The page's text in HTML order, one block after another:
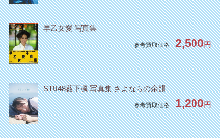
早乙女愛 写真集
参考買取価格 2,500円
STU48薮下楓 写真集 さよならの余韻
参考買取価格 1,200円